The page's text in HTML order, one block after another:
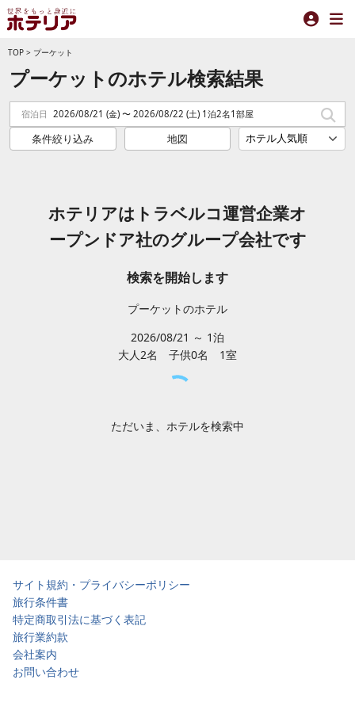
TOP > プーケット
プーケットのホテル検索結果
宿泊日 2026/08/21 (金) 〜 2026/08/22 (土) 1泊2名1部屋
条件絞り込み 地図
ホテリアはトラベルコ運営企業オ
ープンドア社のグループ会社です
検索を開始します
プーケットのホテル
2026/08/21 ～ 1泊
大人2名 子供0名 1室
ただいま、ホテルを検索中
サイト規約・プライバシーポリシー
旅行条件書
特定商取引法に基づく表記
旅行業約款
会社案内
お問い合わせ